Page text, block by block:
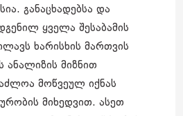
განაცხადებსა და
ყველა შესაბამის
ხარისხის მართვის
ანალიზის მიზნით
მოწვეულ იქნას
მიხედვით. ასეთ